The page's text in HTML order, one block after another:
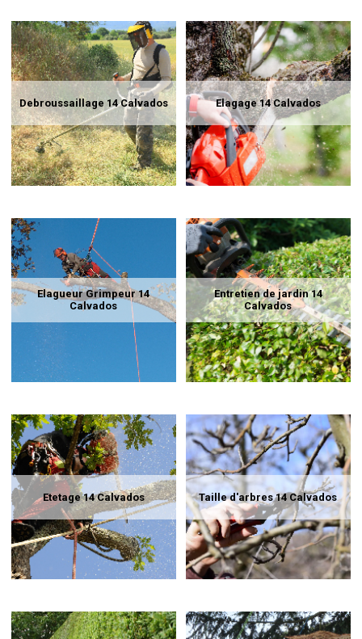
Debroussaillage 14 Calvados Elagage 14 Calvados
Elagueur Grimpeur 14
Calvados
Entretien de jardin 14
Calvados
Etetage 14 Calvados Taille d'arbres 14 Calvados